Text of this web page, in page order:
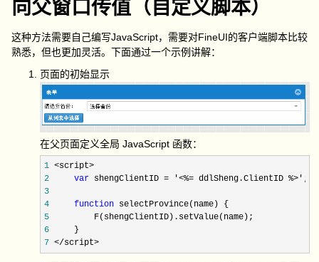
向父窗口传值（自定义脚本）
这种方法需要自己编写JavaScript，需要对FineUI的客户端脚本比较
熟悉，但也更加灵活。下面通过一个示例讲解：
页面的初始显示
在父页面定义全局 JavaScript 函数：
1
2
var shengClientID = '<%= ddlSheng.ClientID %>'
3
4
function
5
6
7 </script>